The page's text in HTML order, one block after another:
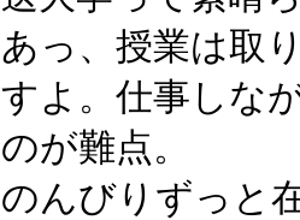
あっ、授業は取
すよ。仕事しな
のが難点。
のんびりずっと